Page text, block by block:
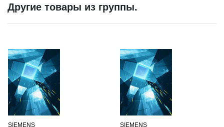
Другие товары из группы.
SIEMENS SIEMENS